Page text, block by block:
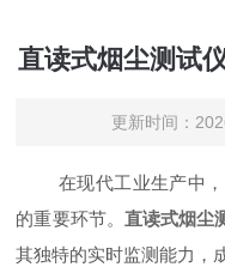
直读式烟尘测试
更新时间：
在现代工业生产中，
的重要环节。 直读式烟尘
其独特的实时监测能力，